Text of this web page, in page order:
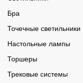
Бра
Точечные светильники
Настольные лампы
Торшеры
Трековые системы